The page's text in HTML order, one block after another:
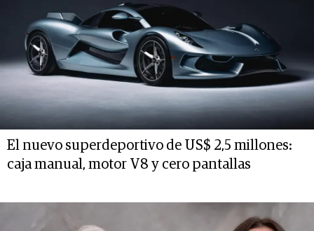
El nuevo superdeportivo de US$ 2,5 millones:
caja manual, motor V8 y cero pantallas